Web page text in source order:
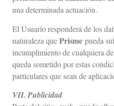
una determinada actuación.
El Usuario responderá de los
naturaleza quePrisme pueda
incumplimiento de cualquiera
queda sometido por estas
particulares que sean de
VII. Publicidad